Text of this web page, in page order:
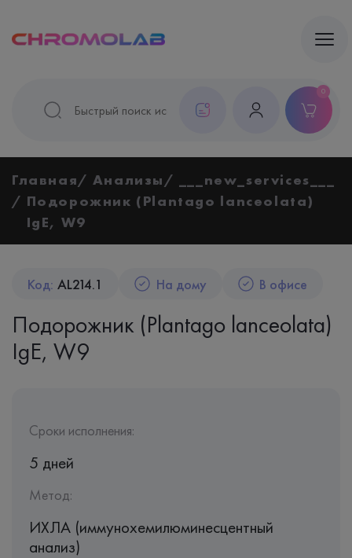
0
Главная Анализы
___new_services___
Подорожник (Plantago lanceolata)
IgE, W9
Код: AL214.1 На дому В офисе
Подорожник (Plantago lanceolata)
IgE, W9
Сроки исполнения:
5 дней
Метод:
ИХЛА (иммунохемилюминесцентный
анализ)